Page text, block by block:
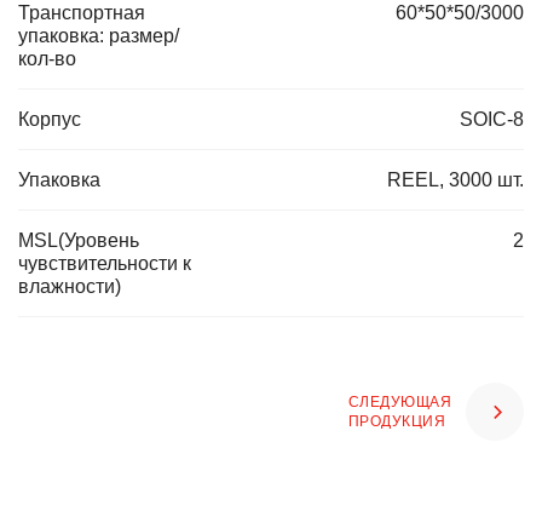
Транспортная
упаковка: размер/
кол-во
60*50*50/3000
Корпус SOIC-8
Упаковка REEL, 3000 шт.
MSL(Уровень
чувствительности к
влажности)
2
СЛЕДУЮЩАЯ
ПРОДУКЦИЯ